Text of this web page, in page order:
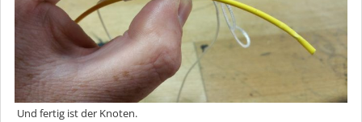
Und fertig ist der Knoten.